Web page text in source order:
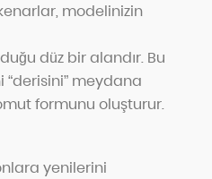
modelinizin
düz bir alandır. Bu
meydana
formunu oluşturur.
yenilerini